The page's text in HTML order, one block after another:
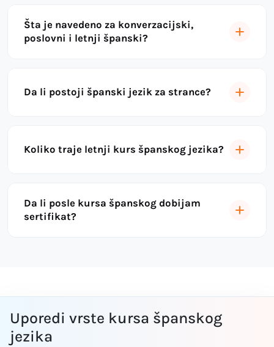
Šta je navedeno za konverzacijski,
poslovni i letnji španski?
Da li postoji španski jezik za strance?
Koliko traje letnji kurs španskog jezika?
Da li posle kursa španskog dobijam
sertifikat?
Uporedi vrste kursa španskog
jezika